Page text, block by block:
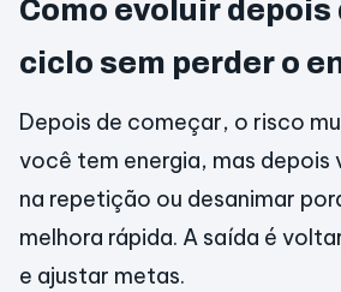
Como evoluir
ciclo sem perder o
Depois de começar, o risco
você tem energia, mas depois
na repetição ou desanimar
melhora rápida. A saída é
e ajustar metas.